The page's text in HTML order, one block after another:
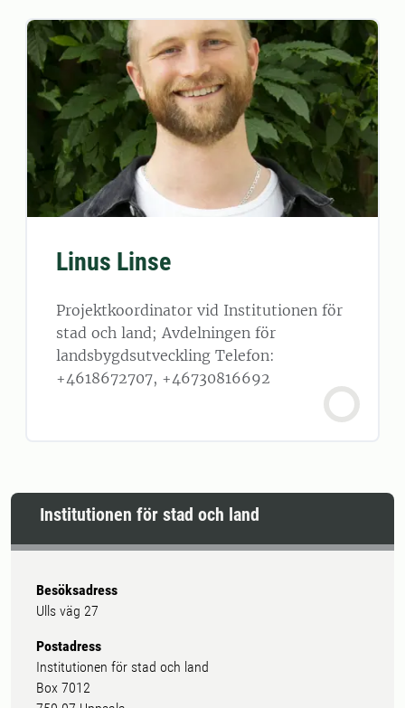
Linus Linse
Projektkoordinator vid Institutionen för
stad och land; Avdelningen för
landsbygdsutveckling Telefon:
+4618672707, +46730816692
Institutionen för stad och land
Besöksadress
Ulls väg 27
Postadress
Institutionen för stad och land
Box 7012